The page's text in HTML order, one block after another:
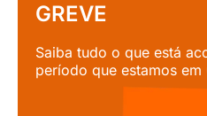
GREVE
Saiba tudo o que está
período que estamos em